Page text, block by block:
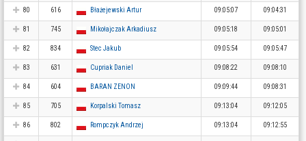
80 616 Błażejewski Artur 09:05:07 09:04:31
81 745 Mikołajczak Arkadiusz 09:05:18 09:05:01
82 834 Stec Jakub 09:05:54 09:05:47
83 631 Cupriak Daniel 09:08:22 09:08:10
84 604 BARAN ZENON 09:09:44 09:08:31
85 705 Korpalski Tomasz 09:13:04 09:12:05
86 802 Rompczyk Andrzej 09:13:04 09:12:55